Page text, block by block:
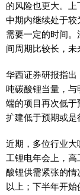
的风险也更大。上
中期内继续处于
需要一定的时间
间周期比较长，未
华西证券研报指出
吨碳酸锂当量，
端的项目再次低于
扩建低于预期或是
近期，多位行业
工锂电年会上，
酸锂供需紧张的
以上；下半年开